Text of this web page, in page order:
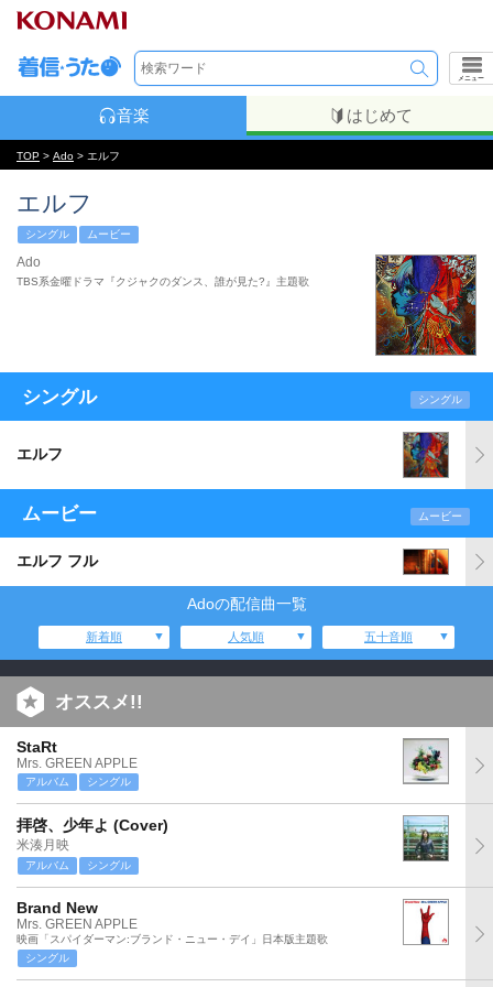
メニュー
音楽 はじめて
TOP > Ado > エルフ
エルフ
シングル ムービー
Ado
TBS系金曜ドラマ『クジャクのダンス、誰が見た?』主題歌
シングル シングル
エルフ
ムービー ムービー
エルフ フル
Adoの配信曲一覧
新着順 人気順 五十音順
オススメ!!
StaRt
Mrs. GREEN APPLE
アルバム シングル
拝啓、少年よ (Cover)
米湊月映
アルバム シングル
Brand New
Mrs. GREEN APPLE
映画「スパイダーマン:ブランド・ニュー・デイ」日本版主題歌
シングル